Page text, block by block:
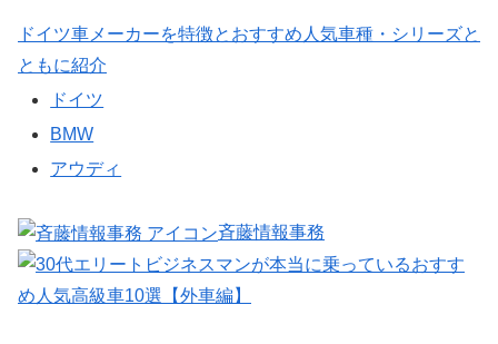
ドイツ車メーカーを特徴とおすすめ人気車種・シリーズと
ともに紹介
ドイツ
BMW
アウディ
斉藤情報事務